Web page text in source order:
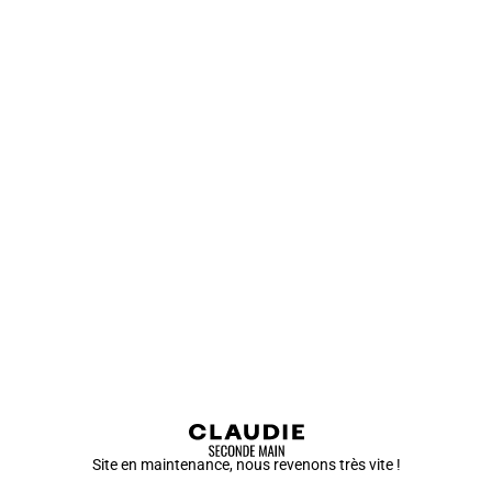
Site en maintenance, nous revenons très vite !